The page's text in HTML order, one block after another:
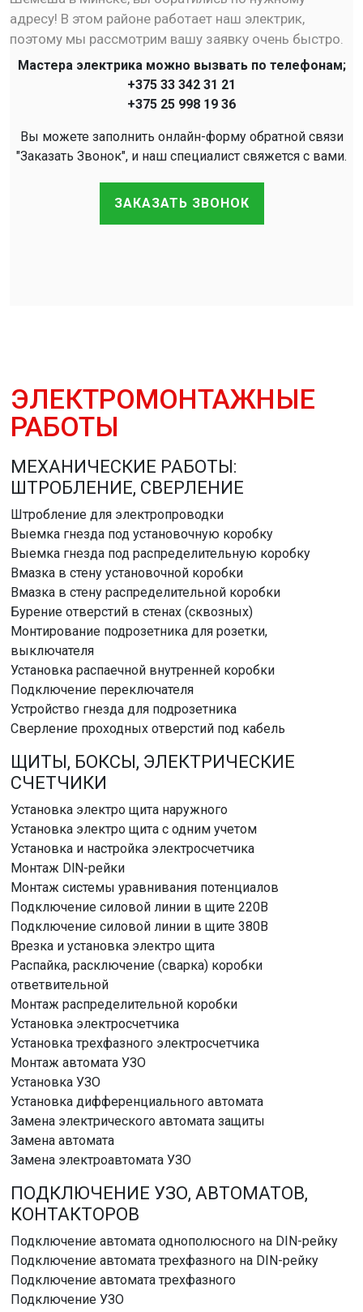
адресу! В этом районе работает наш электрик,
поэтому мы рассмотрим вашу заявку очень быстро.
Мастера электрика можно вызвать по телефонам;
+375 33 342 31 21
+375 25 998 19 36
Вы можете заполнить онлайн-форму обратной связи
"Заказать Звонок", и наш специалист свяжется с вами.
ЗАКАЗАТЬ ЗВОНОК
ЭЛЕКТРОМОНТАЖНЫЕ
РАБОТЫ
МЕХАНИЧЕСКИЕ РАБОТЫ:
ШТРОБЛЕНИЕ, СВЕРЛЕНИЕ
Штробление для электропроводки
Выемка гнезда под установочную коробку
Выемка гнезда под распределительную коробку
Вмазка в стену установочной коробки
Вмазка в стену распределительной коробки
Бурение отверстий в стенах (сквозных)
Монтирование подрозетника для розетки,
выключателя
Установка распаечной внутренней коробки
Подключение переключателя
Устройство гнезда для подрозетника
Сверление проходных отверстий под кабель
ЩИТЫ, БОКСЫ, ЭЛЕКТРИЧЕСКИЕ
СЧЕТЧИКИ
Установка электро щита наружного
Установка электро щита с одним учетом
Установка и настройка электросчетчика
Монтаж DlN-рейки
Монтаж системы уравнивания потенциалов
Подключение силовой линии в щите 220В
Подключение силовой линии в щите 380В
Врезка и установка электро щита
Распайка, расключение (сварка) коробки
ответвительной
Монтаж распределительной коробки
Установка электросчетчика
Установка трехфазного электросчетчика
Монтаж автомата УЗО
Установка УЗО
Установка дифференциального автомата
Замена электрического автомата защиты
Замена автомата
Замена электроавтомата УЗО
ПОДКЛЮЧЕНИЕ УЗО, АВТОМАТОВ,
КОНТАКТОРОВ
Подключение автомата однополюсного на DIN-рейку
Подключение автомата трехфазного на DIN-рейку
Подключение автомата трехфазного
Подключение УЗО